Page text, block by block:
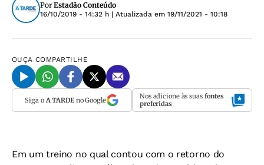
Por Estadão Conteúdo
16/10/2019 - 14:32 h | Atualizada em 19/11/2021 - 10:18
OUÇA COMPARTILHE
Siga o A TARDEno Google Nos adicione às suas fontes
preferidas
Em um treino no qual contou com o retorno do